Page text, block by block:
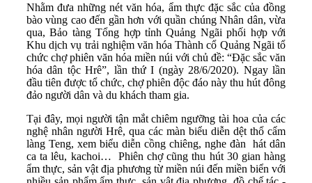
Nhằm đưa những nét văn hóa, ẩm thực đặc sắc của đồng
bào vùng cao đến gần hơn với quần chúng Nhân dân, vừa
qua, Bảo tàng Tổng hợp tỉnh Quảng Ngãi phối hợp với
Khu dịch vụ trải nghiệm văn hóa Thành cổ Quảng Ngãi tổ
chức chợ phiên văn hóa miền núi với chủ đề: “Đặc sắc văn
hóa dân tộc Hrê”, lần thứ I (ngày 28/6/2020). Ngay lần
đầu tiên được tổ chức, chợ phiên độc đáo này thu hút đông
đảo người dân và du khách tham gia.
Tại đây, mọi người tận mắt chiêm ngưỡng tài hoa của các
nghệ nhân người Hrê, qua các màn biểu diễn dệt thổ cẩm
làng Teng, xem biểu diễn cồng chiêng, nghe đàn hát dân
ca ta lêu, kachoi… Phiên chợ cũng thu hút 30 gian hàng
ẩm thực, sản vật địa phương từ miền núi đến miền biển với